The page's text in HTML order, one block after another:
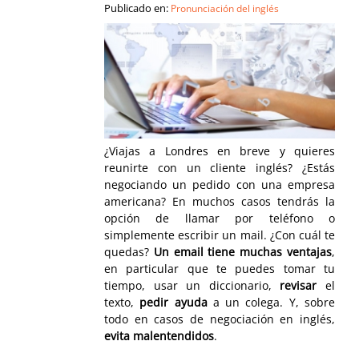
Publicado en: Pronunciación del inglés
¿Viajas a Londres en breve y quieres
reunirte con un cliente inglés? ¿Estás
negociando un pedido con una empresa
americana? En muchos casos tendrás la
opción de llamar por teléfono o
simplemente escribir un mail. ¿Con cuál te
quedas? Un email tiene muchas ventajas,
en particular que te puedes tomar tu
tiempo, usar un diccionario, revisar el
texto, pedir ayudaa un colega. Y, sobre
todo en casos de negociación en inglés,
evita malentendidos.